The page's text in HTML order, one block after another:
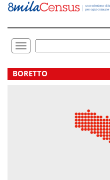
Vai
direttamente
Toggle
navigation
.
BORETTO